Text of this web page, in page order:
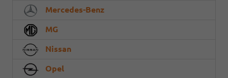
Mercedes-Benz
MG
Nissan
Opel